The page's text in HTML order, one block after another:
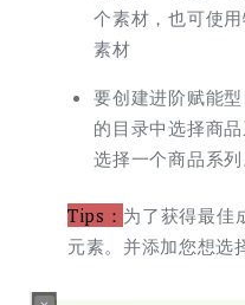
个素材，也可使
素材
要创建进阶赋能
的目录中选择商
选择一个商品系列
Tips： 为了获得最佳
元素。并添加您想选